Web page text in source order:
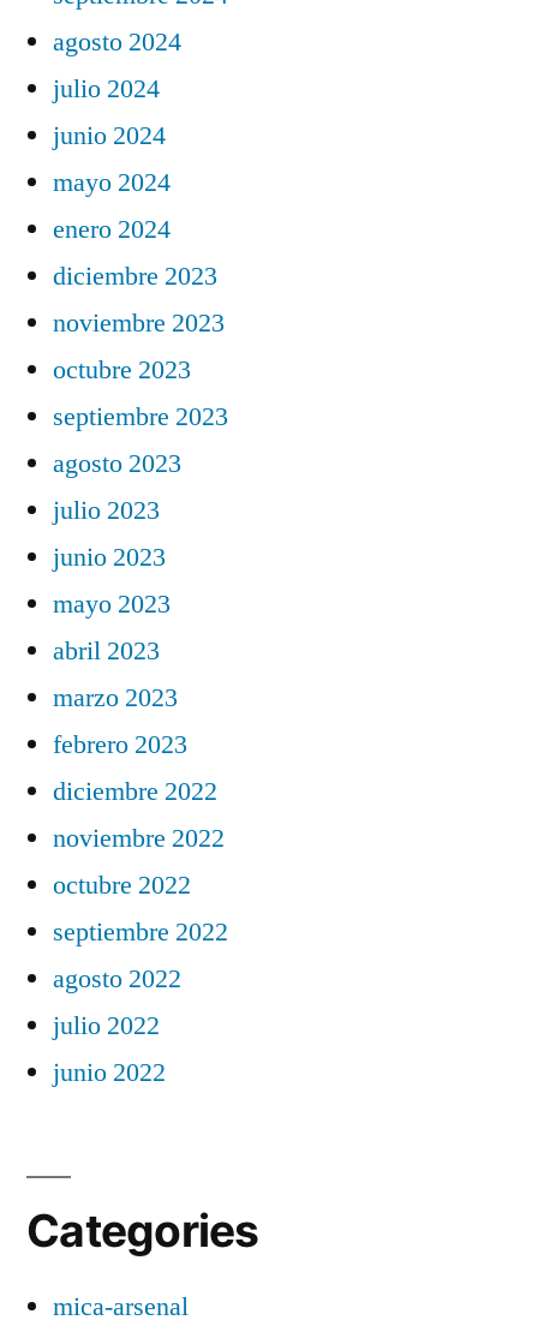
agosto 2024
julio 2024
junio 2024
mayo 2024
enero 2024
diciembre 2023
noviembre 2023
octubre 2023
septiembre 2023
agosto 2023
julio 2023
junio 2023
mayo 2023
abril 2023
marzo 2023
febrero 2023
diciembre 2022
noviembre 2022
octubre 2022
septiembre 2022
agosto 2022
julio 2022
junio 2022
Categories
mica-arsenal